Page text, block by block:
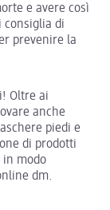
e avere così
consiglia di
prevenire la
Oltre ai
anche
piedi e
di prodotti
in modo
dm.